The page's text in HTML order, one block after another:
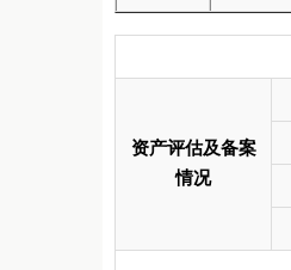
资产评估及备案
情况